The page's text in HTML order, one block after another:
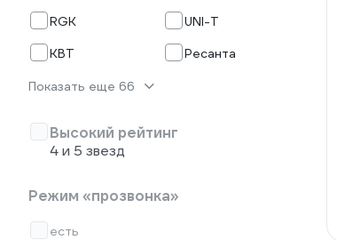
RGK
UNI-T
КВТ
Ресанта
Показать еще 66
Высокий рейтинг
4 и 5 звезд
Режим «прозвонка»
есть